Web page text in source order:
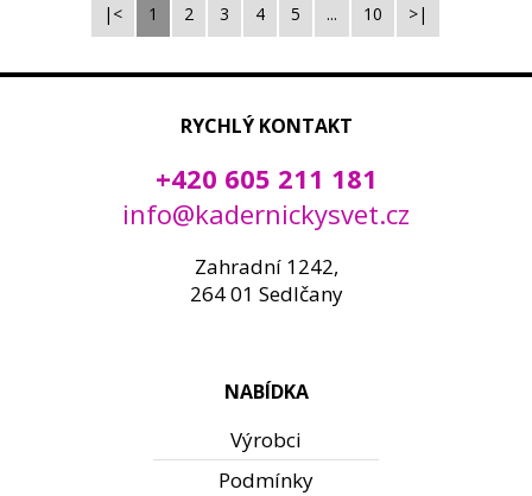
|< 1 2 3 4 5 ... 10 >|
RYCHLÝ KONTAKT
+420 605 211 181
info@kadernickysvet.cz
Zahradní 1242,
264 01 Sedlčany
NABÍDKA
Výrobci
Podmínky